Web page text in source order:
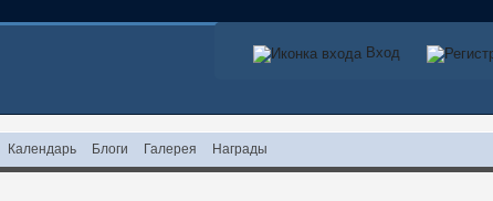
Вход
Календарь Блоги Галерея Награды